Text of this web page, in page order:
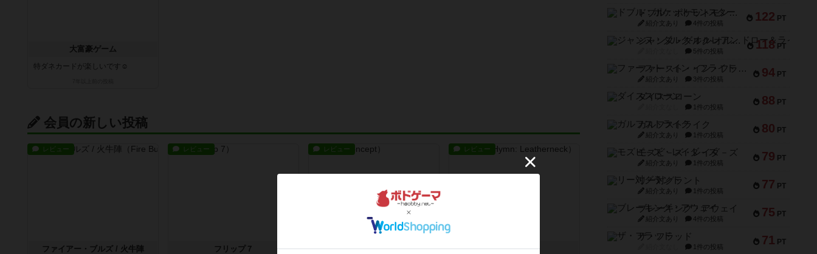
大富豪ゲーム
特ダネカードが楽しいです☺️
会員の新しい投稿
レビュー
ファイアー・ブルズ / 火牛陣
レビュー
フリップ７
レビュー
コンセプト
レビュー
海兵隊
122 PT
ドブル：ポケットモンスター
紹介文あり 4件の投稿
118 PT
ジャンヌ・ダルク-オルレアン ドロー＆ライト
5件の投稿
94 PT
ファースト・イン・フライト
紹介文あり 3件の投稿
88 PT
ダイススローン
1件の投稿
80 PT
ガルフストライク
紹介文あり 1件の投稿
79 PT
モズビ－ズ・レイダ－ズ
紹介文あり 1件の投稿
77 PT
リー対グラント
紹介文あり 1件の投稿
75 PT
ブレーキング・アウェイ
紹介文あり 4件の投稿
71 PT
ザ・フラッド
1件の投稿